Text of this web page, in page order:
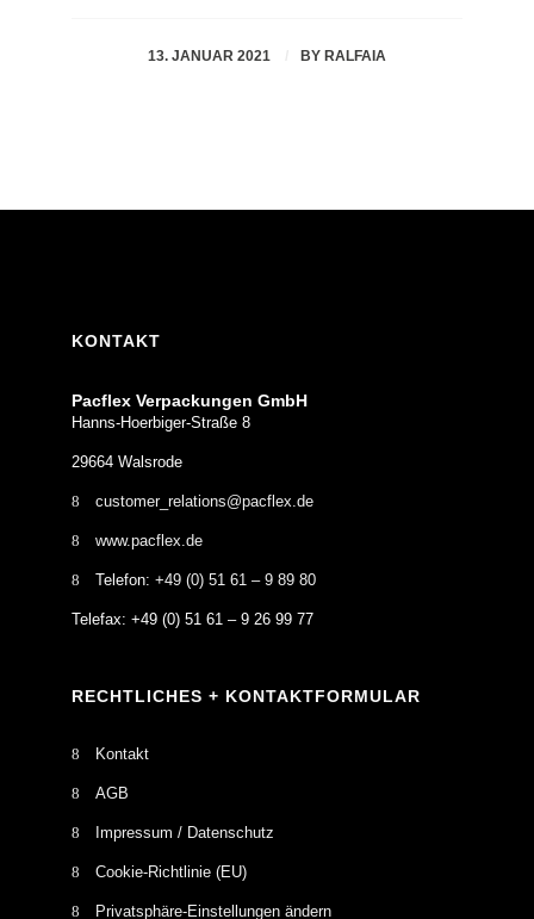
13. JANUAR 2021 BYRALFAIA
KONTAKT
Pacflex Verpackungen GmbH
Hanns-Hoerbiger-Straße 8
29664 Walsrode
customer_relations@pacflex.de
www.pacflex.de
Telefon: +49 (0) 51 61 – 9 89 80
Telefax: +49 (0) 51 61 – 9 26 99 77
RECHTLICHES + KONTAKTFORMULAR
Kontakt
AGB
Impressum / Datenschutz
Cookie-Richtlinie (EU)
Privatsphäre-Einstellungen ändern